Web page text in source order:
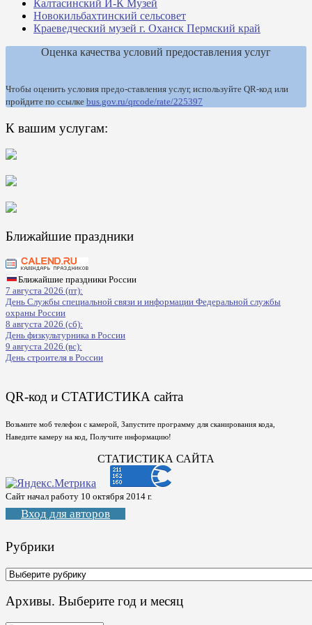
Калтасинский И-К Музей
Новокильбахтинский сельсовет
Краеведческий музей г. Оханск Пермский край
Оценка качества условий предоставления услуг
Чтобы оценить условия предо-ставления услуг, используйте QR-код или
пройдите по ссылке bus.gov.ru/qrcode/rate/225397
К вашим услугам:
Ближайшие праздники
Ближайшие праздники России
7 августа 2026 (пт):
День Службы специальной связи и информации Федеральной службы
охраны России
8 августа 2026 (сб):
День физкультурника в России
9 августа 2026 (вс):
День строителя в России
QR-код и СТАТИСТИКА сайта
Возьмите моб телефон с камерой, Запустите программу для сканирования кода,
Наведите камеру на код, Получите информацию!
СТАТИСТИКА САЙТА
Сайт начал работу 10 октября 2014 г.
Вход для авторов
Рубрики
Рубрики
Архивы. Выберите год и месяц